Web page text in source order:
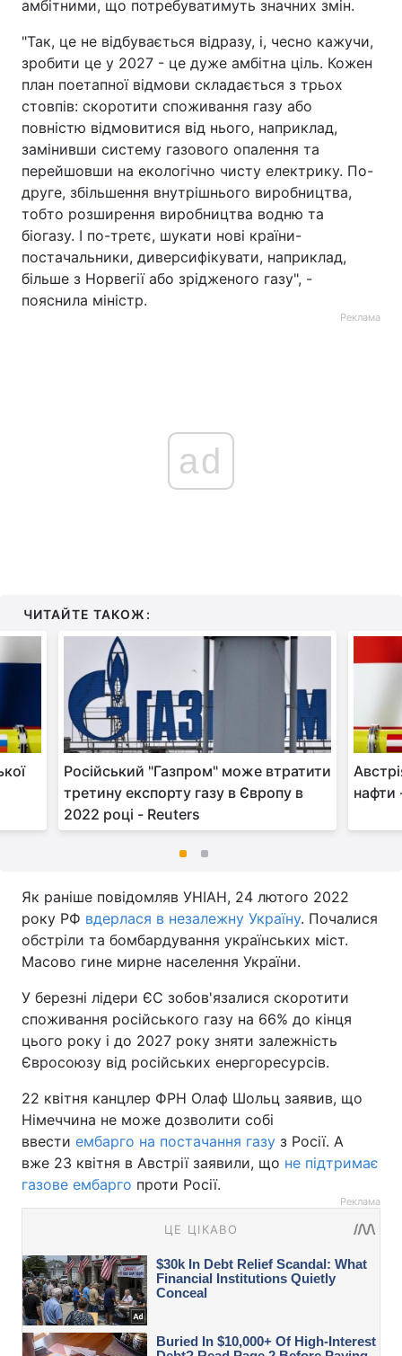
амбітними, що потребуватимуть значних змін.
"Так, це не відбувається відразу, і, чесно кажучи,
зробити це у 2027 - це дуже амбітна ціль. Кожен
план поетапної відмови складається з трьох
стовпів: скоротити споживання газу або
повністю відмовитися від нього, наприклад,
замінивши систему газового опалення та
перейшовши на екологічно чисту електрику. По-
друге, збільшення внутрішнього виробництва,
тобто розширення виробництва водню та
біогазу. І по-третє, шукати нові країни-
постачальники, диверсифікувати, наприклад,
більше з Норвегії або зрідженого газу", -
пояснила міністр.
Реклама
ad
ЧИТАЙТЕ ТАКОЖ:
Російський "Газпром" може втратити
третину експорту газу в Європу в
2022 році - Reuters
нафти
Як раніше повідомляв УНІАН, 24 лютого 2022
року РФ вдерлася в незалежну Україну. Почалися
обстріли та бомбардування українських міст.
Масово гине мирне населення України.
У березні лідери ЄС зобов'язалися скоротити
споживання російського газу на 66% до кінця
цього року і до 2027 року зняти залежність
Євросоюзу від російських енергоресурсів.
22 квітня канцлер ФРН Олаф Шольц заявив, що
Німеччина не може дозволити собі
ввести ембарго на постачання газу з Росії. А
вже 23 квітня в Австрії заявили, що не підтримає
газове ембарго проти Росії.
Реклама